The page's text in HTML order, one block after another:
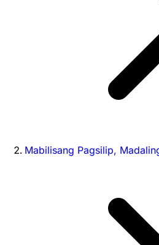
Mabilisang Pagsilip,